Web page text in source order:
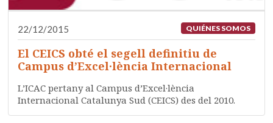
22/12/2015 QUIÉNES SOMOS
El CEICS obté el segell definitiu de
Campus d’Excel·lència Internacional
L’ICAC pertany al Campus d’Excel·lència
Internacional Catalunya Sud (CEICS) des del 2010.